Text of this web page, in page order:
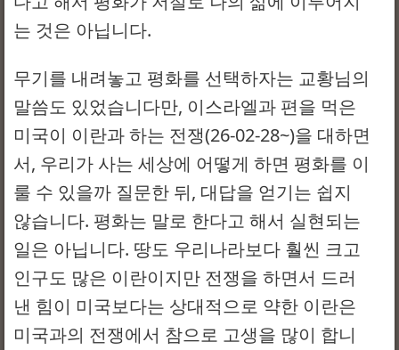
는 것은 아닙니다.
무기를 내려놓고 평화를 선택하자는 교황님의
말씀도 있었습니다만, 이스라엘과 편을 먹은
미국이 이란과 하는 전쟁(26-02-28~)을 대하면
서, 우리가 사는 세상에 어떻게 하면 평화를 이
룰 수 있을까 질문한 뒤, 대답을 얻기는 쉽지
않습니다. 평화는 말로 한다고 해서 실현되는
일은 아닙니다. 땅도 우리나라보다 훨씬 크고
인구도 많은 이란이지만 전쟁을 하면서 드러
낸 힘이 미국보다는 상대적으로 약한 이란은
미국과의 전쟁에서 참으로 고생을 많이 합니